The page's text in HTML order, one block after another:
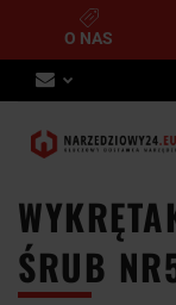
O NAS
ŚRUB